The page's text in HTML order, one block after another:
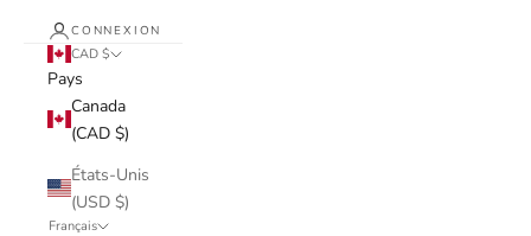
CONNEXION
CAD $
Pays
Canada
(CAD $)
États-Unis
(USD $)
Français